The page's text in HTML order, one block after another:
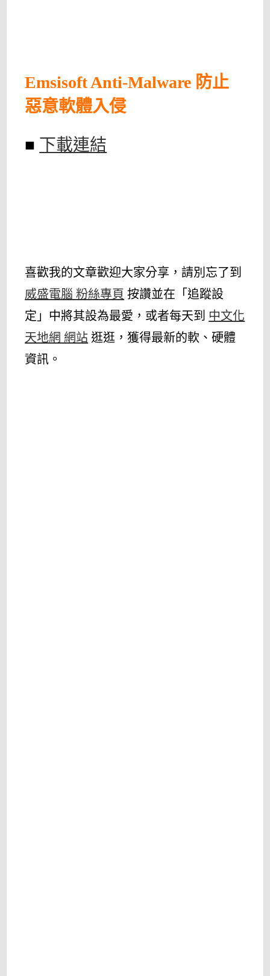
Emsisoft Anti-Malware 防止
惡意軟體入侵
■ 下載連結
喜歡我的文章歡迎大家分享，請別忘了到
威盛電腦 粉絲專頁 按讚並在「追蹤設
定」中將其設為最愛，或者每天到 中文化
天地網 網站 逛逛，獲得最新的軟、硬體
資訊。